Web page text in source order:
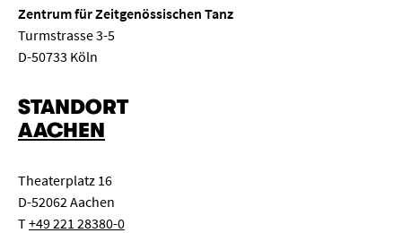
Zentrum für Zeitgenössischen Tanz
Turmstrasse 3-5
D-50733 Köln
STANDORT
AACHEN
Theaterplatz 16
D-52062 Aachen
T+49 221 28380-0